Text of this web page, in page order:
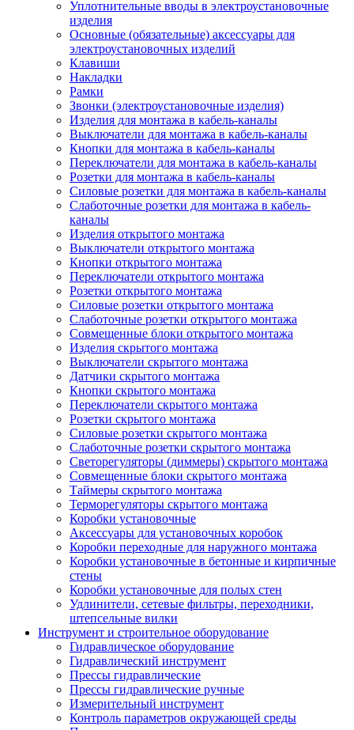
Уплотнительные вводы в электроустановочные
изделия
Основные (обязательные) аксессуары для
электроустановочных изделий
Клавиши
Накладки
Рамки
Звонки (электроустановочные изделия)
Изделия для монтажа в кабель-каналы
Выключатели для монтажа в кабель-каналы
Кнопки для монтажа в кабель-каналы
Переключатели для монтажа в кабель-каналы
Розетки для монтажа в кабель-каналы
Силовые розетки для монтажа в кабель-каналы
Слаботочные розетки для монтажа в кабель-
каналы
Изделия открытого монтажа
Выключатели открытого монтажа
Кнопки открытого монтажа
Переключатели открытого монтажа
Розетки открытого монтажа
Силовые розетки открытого монтажа
Слаботочные розетки открытого монтажа
Совмещенные блоки открытого монтажа
Изделия скрытого монтажа
Выключатели скрытого монтажа
Датчики скрытого монтажа
Кнопки скрытого монтажа
Переключатели скрытого монтажа
Розетки скрытого монтажа
Силовые розетки скрытого монтажа
Слаботочные розетки скрытого монтажа
Светорегуляторы (диммеры) скрытого монтажа
Совмещенные блоки скрытого монтажа
Таймеры скрытого монтажа
Терморегуляторы скрытого монтажа
Коробки установочные
Аксессуары для установочных коробок
Коробки переходные для наружного монтажа
Коробки установочные в бетонные и кирпичные
стены
Коробки установочные для полых стен
Удлинители, сетевые фильтры, переходники,
штепсельные вилки
Инструмент и строительное оборудование
Гидравлическое оборудование
Гидравлический инструмент
Прессы гидравлические
Прессы гидравлические ручные
Измерительный инструмент
Контроль параметров окружающей среды